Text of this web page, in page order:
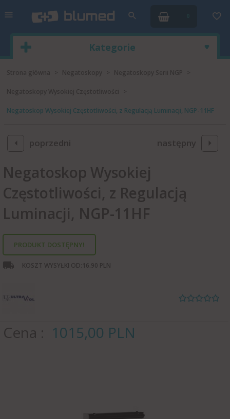
Kategorie
Negatoskop Wysokiej Częstotliwości, z Regulacją Luminacji, NGP-11HF
poprzedni następny
Negatoskop Wysokiej
Częstotliwości, z Regulacją
Luminacji, NGP-11HF
PRODUKT DOSTĘPNY!
KOSZT WYSYŁKI OD: 16.90 PLN
Cena 1015,00 PLN